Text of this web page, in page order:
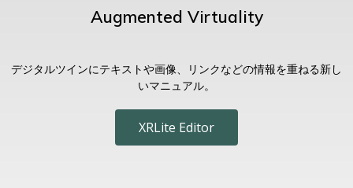
Augmented Virtuality
デジタルツインにテキストや画像、リンクなどの情報を重ねる新し
いマニュアル。
XRLite Editor